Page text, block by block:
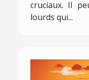
cruciaux. Il
lourds qui...